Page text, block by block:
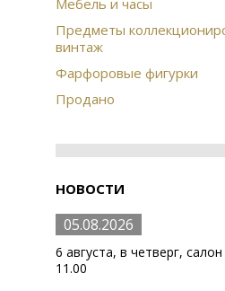
Мебель и часы
Предметы
винтаж
Фарфоровые фигурки
Продано
НОВОСТИ
05.08.2026
6 августа, в четверг,
11.00